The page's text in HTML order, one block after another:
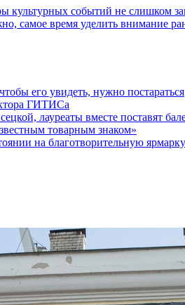
культурных событий не слишком
самое время уделить внимание
его увидеть, нужно постараться
ГИТИСа
лауреаты вместе поставят
товарным знаком»
на благотворительную ярмарку